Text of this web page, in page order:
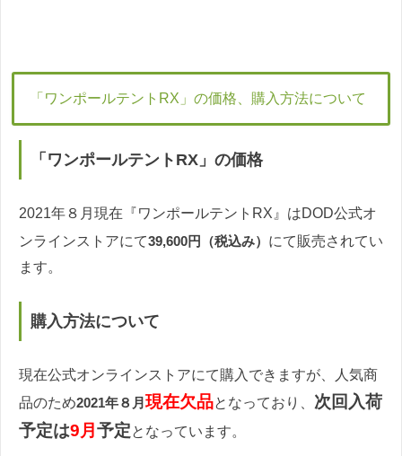
「ワンポールテントRX」の価格、購入方法について
「ワンポールテントRX」の価格
2021年８月現在『ワンポールテントRX』はDOD公式オ
ンラインストアにて39,600円（税込み） にて販売されてい
ます。
購入方法について
現在公式オンラインストアにて購入できますが、人気商
品のため2021年８月 現在欠品となっており、 次回入荷
予定は9月 予定となっています。